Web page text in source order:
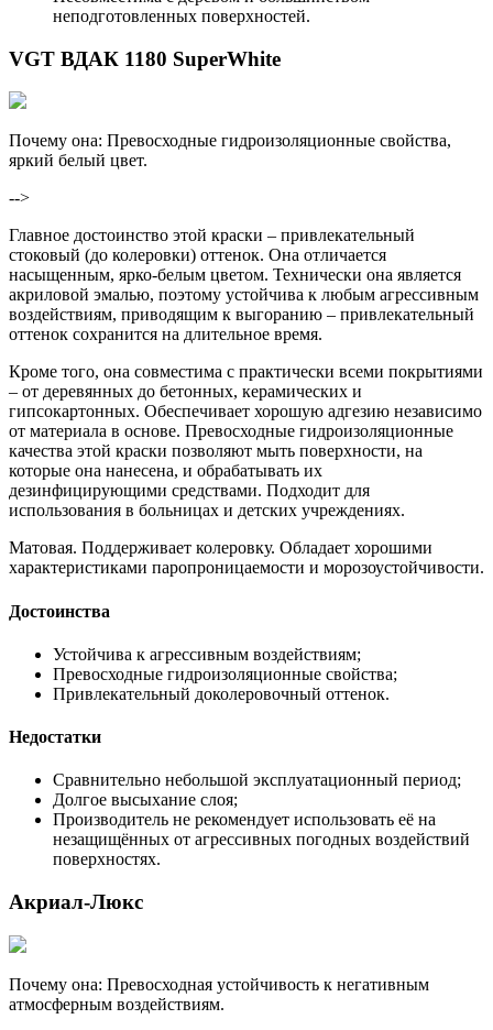
неподготовленных поверхностей.
VGT ВДАК 1180 SuperWhite
Почему она: Превосходные гидроизоляционные свойства,
яркий белый цвет.
-->
Главное достоинство этой краски – привлекательный
стоковый (до колеровки) оттенок. Она отличается
насыщенным, ярко-белым цветом. Технически она является
акриловой эмалью, поэтому устойчива к любым агрессивным
воздействиям, приводящим к выгоранию – привлекательный
оттенок сохранится на длительное время.
Кроме того, она совместима с практически всеми покрытиями
– от деревянных до бетонных, керамических и
гипсокартонных. Обеспечивает хорошую адгезию независимо
от материала в основе. Превосходные гидроизоляционные
качества этой краски позволяют мыть поверхности, на
которые она нанесена, и обрабатывать их
дезинфицирующими средствами. Подходит для
использования в больницах и детских учреждениях.
Матовая. Поддерживает колеровку. Обладает хорошими
характеристиками паропроницаемости и морозоустойчивости.
Достоинства
Устойчива к агрессивным воздействиям;
Превосходные гидроизоляционные свойства;
Привлекательный доколеровочный оттенок.
Недостатки
Сравнительно небольшой эксплуатационный период;
Долгое высыхание слоя;
Производитель не рекомендует использовать её на
незащищённых от агрессивных погодных воздействий
поверхностях.
Акриал-Люкс
Почему она: Превосходная устойчивость к негативным
атмосферным воздействиям.